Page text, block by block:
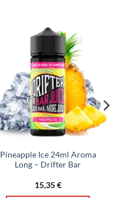
Pineapple Ice 24ml Aroma
Long – Drifter Bar
15,35€